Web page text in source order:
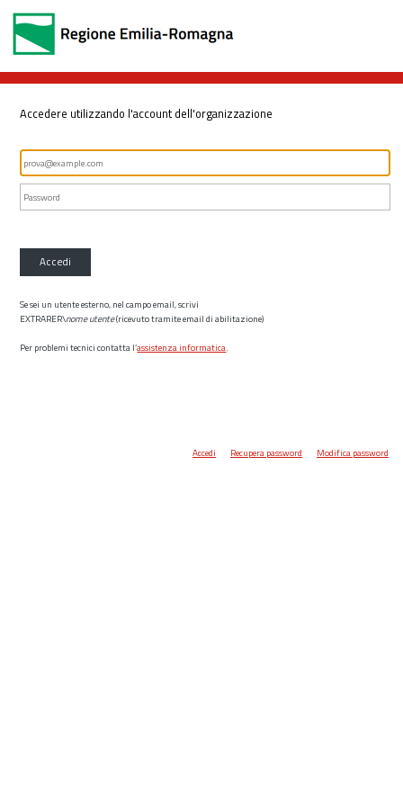
Accedere utilizzando l'account dell'organizzazione
Accedi
Se sei un utente esterno, nel campo email, scrivi
EXTRARER\nome utente(ricevuto tramite email di abilitazione)
Per problemi tecnici contatta l’assistenza informatica.
Accedi Recupera password Modifica password